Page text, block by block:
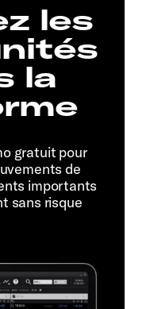
les
la
gratuit pour
de
importants
sans risque